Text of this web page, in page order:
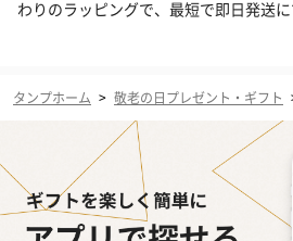
わりのラッピングで、最短で即日発送に
タンプホーム > 敬老の日プレゼント・ギフト